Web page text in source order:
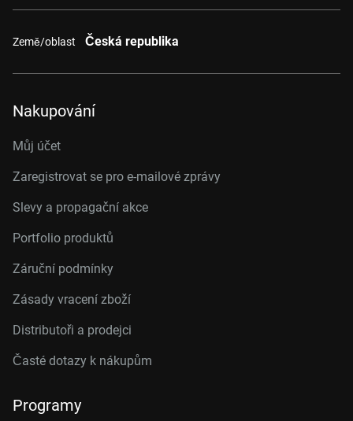
Země/oblast Česká republika
Nakupování
Můj účet
Zaregistrovat se pro e-mailové zprávy
Slevy a propagační akce
Portfolio produktů
Záruční podmínky
Zásady vracení zboží
Distributoři a prodejci
Časté dotazy k nákupům
Programy